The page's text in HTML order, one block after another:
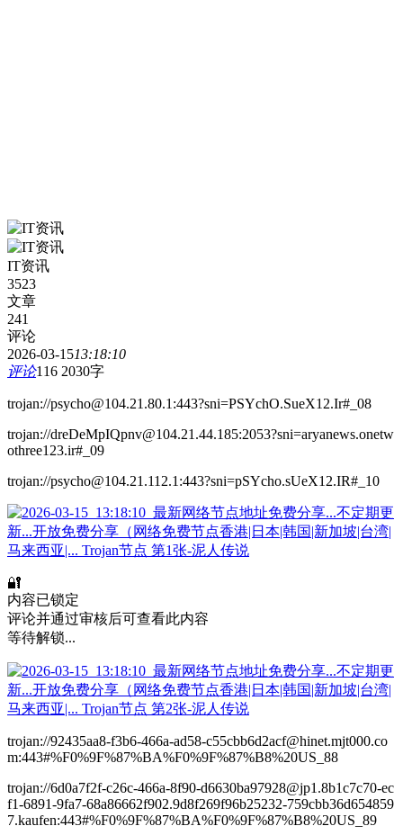
IT资讯
3523
文章
241
评论
2026-03-1513:18:10
评论116 2030字
trojan://psycho@104.21.80.1:443?sni=PSYchO.SueX12.Ir#_08
trojan://dreDeMpIQpnv@104.21.44.185:2053?sni=aryanews.onetw
othree123.ir#_09
trojan://psycho@104.21.112.1:443?sni=pSYcho.sUeX12.IR#_10
🔐
内容已锁定
评论并通过审核后可查看此内容
等待解锁...
trojan://92435aa8-f3b6-466a-ad58-c55cbb6d2acf@hinet.mjt000.co
m:443#%F0%9F%87%BA%F0%9F%87%B8%20US_88
trojan://6d0a7f2f-c26c-466a-8f90-d6630ba97928@jp1.8b1c7c70-ec
f1-6891-9fa7-68a86662f902.9d8f269f96b25232-759cbb36d654859
7.kaufen:443#%F0%9F%87%BA%F0%9F%87%B8%20US_89